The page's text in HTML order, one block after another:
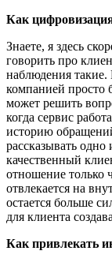
Как
Знаете, я здесь
говорить про
наблюдения такие.
компанией просто
может решить
когда сервис
историю
рассказывать
качественный
отношение только
отвлекается на
остается больше
для клиента
Как привлекать